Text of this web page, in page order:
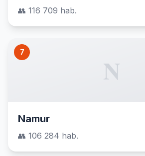
👥 116 709 hab.
7
N
Namur
👥 106 284 hab.